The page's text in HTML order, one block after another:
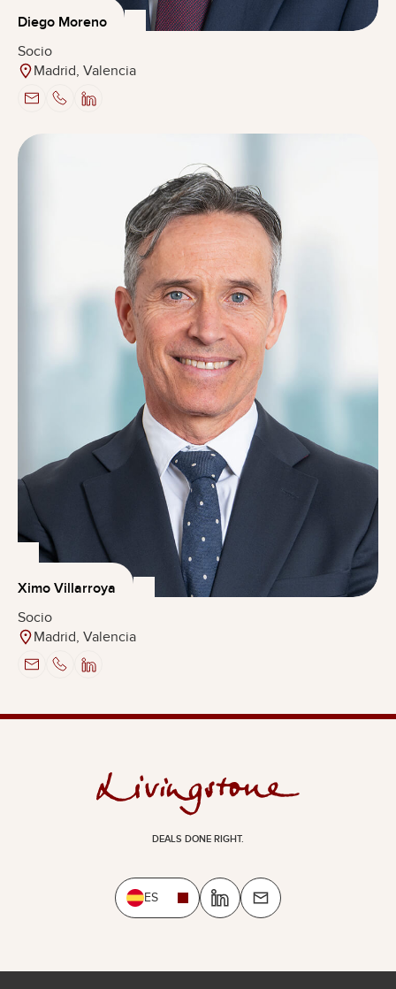
Diego Moreno
Socio
Madrid, Valencia
Ximo Villarroya
Socio
Madrid, Valencia
DEALS DONE RIGHT.
ES